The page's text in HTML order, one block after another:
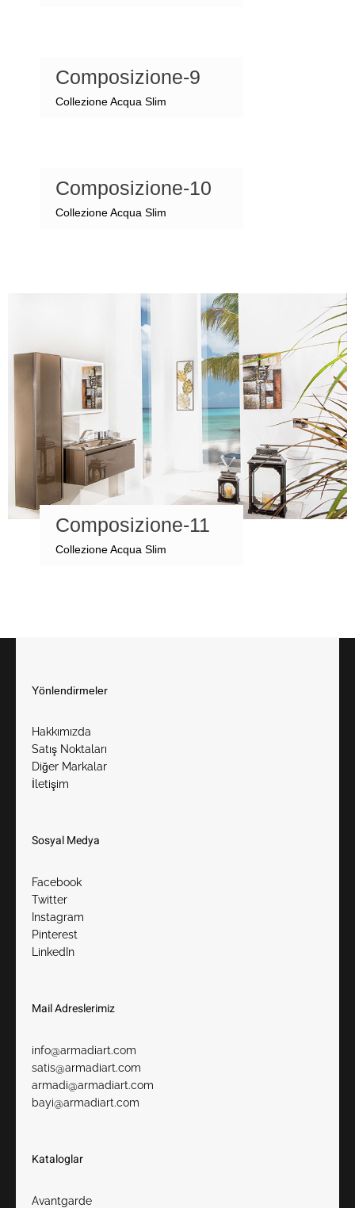
Composizione-9
Collezione Acqua Slim
Composizione-10
Collezione Acqua Slim
Composizione-11
Collezione Acqua Slim
Yönlendirmeler
Hakkımızda
Satış Noktaları
Diğer Markalar
İletişim
Sosyal Medya
Facebook
Twitter
Instagram
Pinterest
LinkedIn
Mail Adreslerimiz​
info@armadiart.com
satis@armadiart.com
armadi@armadiart.com
bayi@armadiart.com
Kataloglar
Avantgarde